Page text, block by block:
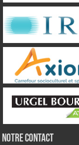
NOTRE CONTACT